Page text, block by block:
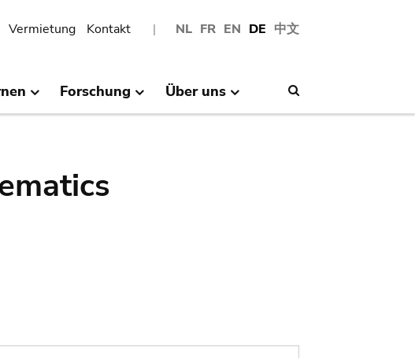
NL FR EN DE 中文
Vermietung Kontakt
Forschung Über uns